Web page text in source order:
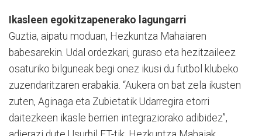
Ikasleen egokitzapenerako lagungarri
Guztia, aipatu moduan, Hezkuntza Mahaiaren
babesarekin. Udal ordezkari, guraso eta hezitzaileez
osaturiko bilguneak begi onez ikusi du futbol klubeko
zuzendaritzaren erabakia. “Aukera on bat zela ikusten
zuten, Aginaga eta Zubietatik Udarregira etorri
daitezkeen ikasle berrien integraziorako adibidez”,